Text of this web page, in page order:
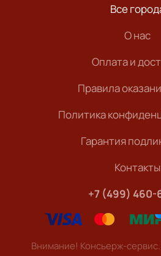
Все
О нас
Оплата и
Правила
Политика
Гарантия
Контакты
+7 (499) 460-
Внимание! Консьерж-